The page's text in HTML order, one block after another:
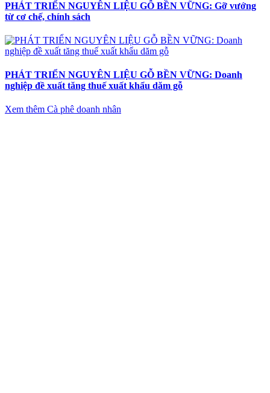
PHÁT TRIỂN NGUYÊN LIỆU GỖ BỀN VỮNG: Gỡ vướng
từ cơ chế, chính sách
PHÁT TRIỂN NGUYÊN LIỆU GỖ BỀN VỮNG: Doanh
nghiệp đề xuất tăng thuế xuất khẩu dăm gỗ
Xem thêm Cà phê doanh nhân